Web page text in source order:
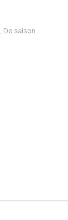
, De saison